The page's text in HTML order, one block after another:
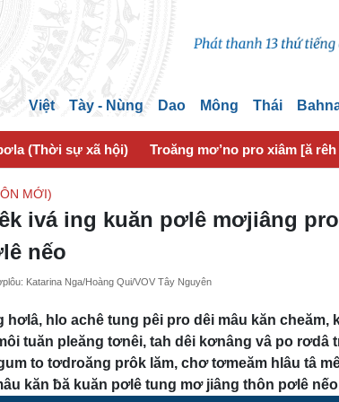
Việt Tày - Nùng Dao Mông Thái
(Thời sự xã hội) Troăng mơ’no pro xiâm [ă
MỚI)
ivá ing kuăn pơlê mơjiâng
nếo
Katarina Nga/Hoàng Qui/VOV Tây Nguyên
hơlâ, hlo achê tung pêi pro dêi mâu kăn cheăm,
tuăn pleăng tơnêi, tah dêi kơnâng vâ po rơdâ
to tơdroăng prôk lăm, chơ tơmeăm hlâu tâ
kăn ƀă kuăn pơlê tung mơ jiâng thôn pơlê